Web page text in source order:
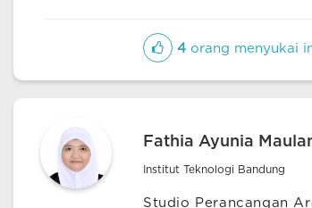
4 orang menyukai
Fathia Ayunia
Institut Teknologi Bandung
Studio Perancangan